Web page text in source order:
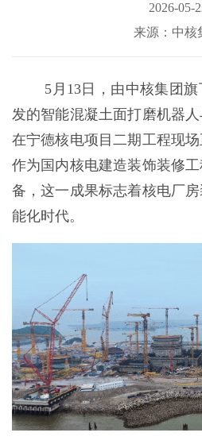
2026-05-
来源：中核
5月13日，由中核集团
发的智能混凝土面打磨机器
在宁德核电项目二期工程现场
作为国内核电建造装饰装修
备，这一成果标志着核电厂
能化时代。